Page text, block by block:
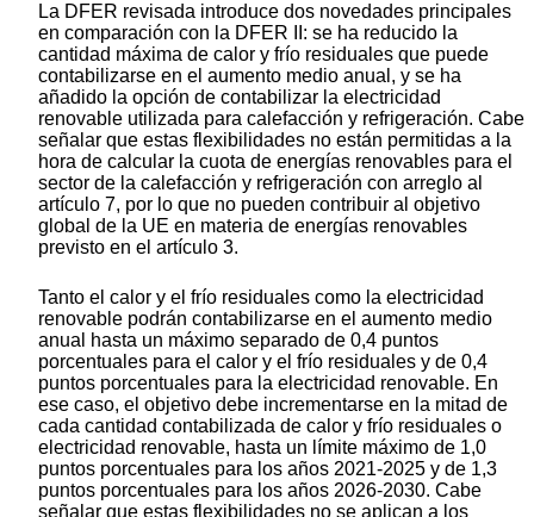
La DFER revisada introduce dos novedades principales
en comparación con la DFER II: se ha reducido la
cantidad máxima de calor y frío residuales que puede
contabilizarse en el aumento medio anual, y se ha
añadido la opción de contabilizar la electricidad
renovable utilizada para calefacción y refrigeración. Cabe
señalar que estas flexibilidades no están permitidas a la
hora de calcular la cuota de energías renovables para el
sector de la calefacción y refrigeración con arreglo al
artículo 7, por lo que no pueden contribuir al objetivo
global de la UE en materia de energías renovables
previsto en el artículo 3.
Tanto el calor y el frío residuales como la electricidad
renovable podrán contabilizarse en el aumento medio
anual hasta un máximo separado de 0,4 puntos
porcentuales para el calor y el frío residuales y de 0,4
puntos porcentuales para la electricidad renovable. En
ese caso, el objetivo debe incrementarse en la mitad de
cada cantidad contabilizada de calor y frío residuales o
electricidad renovable, hasta un límite máximo de 1,0
puntos porcentuales para los años 2021-2025 y de 1,3
puntos porcentuales para los años 2026-2030. Cabe
señalar que estas flexibilidades no se aplican a los